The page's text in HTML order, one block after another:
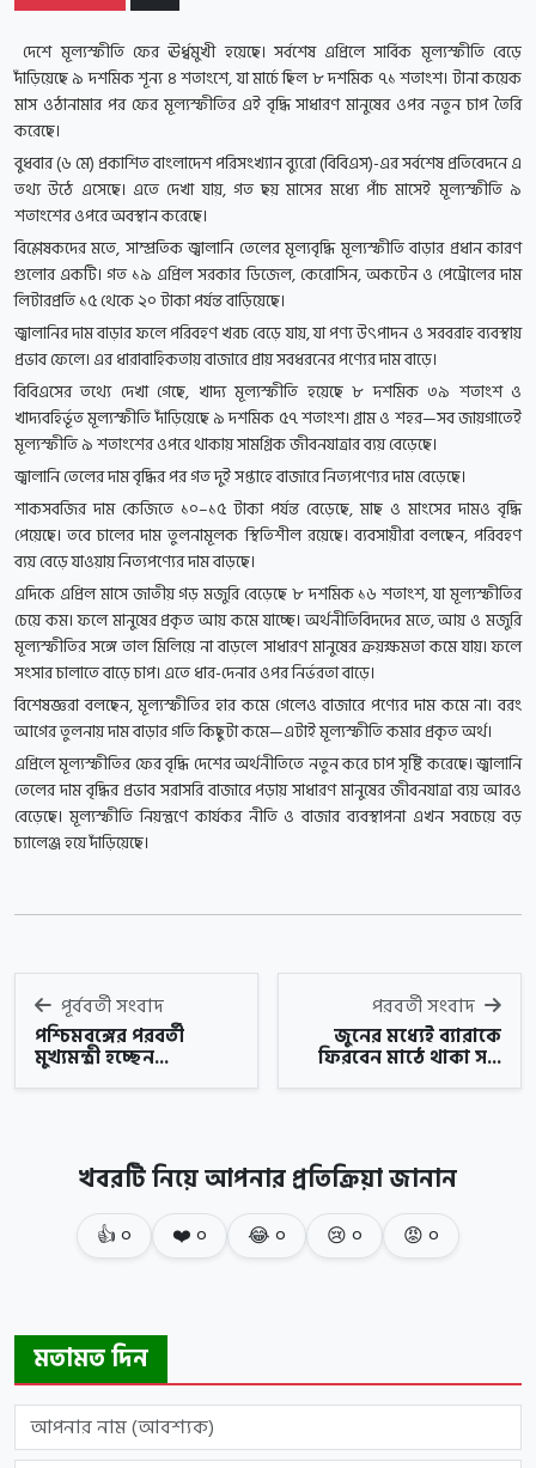
দেশে মূল্যস্ফীতি ফের ঊর্ধ্বমুখী হয়েছে। সর্বশেষ এপ্রিলে সার্বিক মূল্যস্ফীতি বেড়ে
দাঁড়িয়েছে ৯ দশমিক শূন্য ৪ শতাংশে, যা মার্চে ছিল ৮ দশমিক ৭১ শতাংশ। টানা কয়েক
মাস ওঠানামার পর ফের মূল্যস্ফীতির এই বৃদ্ধি সাধারণ মানুষের ওপর নতুন চাপ তৈরি
করেছে।
বুধবার (৬ ‌মে) প্রকাশিত বাংলাদেশ পরিসংখ্যান ব্যুরো (বিবিএস)-এর সর্বশেষ প্রতিবেদনে এ
তথ্য উঠে এসেছে। এতে দেখা যায়, গত ছয় মাসের মধ্যে পাঁচ মাসেই মূল্যস্ফীতি ৯
শতাংশের ওপরে অবস্থান করেছে।
বিশ্লেষকদের মতে, সাম্প্রতিক জ্বালানি তেলের মূল্যবৃদ্ধি মূল্যস্ফীতি বাড়ার প্রধান কারণ
গুলোর একটি। গত ১৯ এপ্রিল সরকার ডিজেল, কেরোসিন, অকটেন ও পেট্রোলের দাম
লিটারপ্রতি ১৫ থেকে ২০ টাকা পর্যন্ত বাড়িয়েছে।
জ্বালানির দাম বাড়ার ফলে পরিবহণ খরচ বেড়ে যায়, যা পণ্য উৎপাদন ও সরবরাহ ব্যবস্থায়
প্রভাব ফেলে। এর ধারাবাহিকতায় বাজারে প্রায় সবধরনের পণ্যের দাম বাড়ে।
বিবিএসের তথ্যে দেখা গেছে, খাদ্য মূল্যস্ফীতি হয়েছে ৮ দশমিক ৩৯ শতাংশ ও
খাদ্যবহির্ভূত মূল্যস্ফীতি দাঁড়িয়েছে ৯ দশমিক ৫৭ শতাংশ। গ্রাম ও শহর—সব জায়গাতেই
মূল্যস্ফীতি ৯ শতাংশের ওপরে থাকায় সামগ্রিক জীবনযাত্রার ব্যয় বেড়েছে।
জ্বালানি তেলের দাম বৃদ্ধির পর গত দুই সপ্তাহে বাজারে নিত্যপণ্যের দাম বেড়েছে।
শাকসবজির দাম কেজিতে ১০–১৫ টাকা পর্যন্ত বেড়েছে, মাছ ও মাংসের দামও বৃদ্ধি
পেয়েছে। তবে চালের দাম তুলনামূলক স্থিতিশীল রয়েছে। ব্যবসায়ীরা বলছেন, পরিবহণ
ব্যয় বেড়ে যাওয়ায় নিত্যপণ্যের দাম বাড়ছে।
এদিকে এপ্রিল মাসে জাতীয় গড় মজুরি বেড়েছে ৮ দশমিক ১৬ শতাংশ, যা মূল্যস্ফীতির
চেয়ে কম। ফলে মানুষের প্রকৃত আয় কমে যাচ্ছে। অর্থনীতিবিদদের মতে, আয় ও মজুরি
মূল্যস্ফীতির সঙ্গে তাল মিলিয়ে না বাড়লে সাধারণ মানুষের ক্রয়ক্ষমতা কমে যায়। ফলে
সংসার চালাতে বাড়ে চাপ। এতে ধার-দেনার ওপর নির্ভরতা বাড়ে।
বিশেষজ্ঞরা বলছেন, মূল্যস্ফীতির হার কমে গেলেও বাজারে পণ্যের দাম কমে না। বরং
আগের তুলনায় দাম বাড়ার গতি কিছুটা কমে—এটাই মূল্যস্ফীতি কমার প্রকৃত অর্থ।
এপ্রিলে মূল্যস্ফীতির ফের বৃদ্ধি দেশের অর্থনীতিতে নতুন করে চাপ সৃষ্টি করেছে। জ্বালানি
তেলের দাম বৃদ্ধির প্রভাব সরাসরি বাজারে পড়ায় সাধারণ মানুষের জীবনযাত্রা ব্যয় আরও
বেড়েছে। মূল্যস্ফীতি নিয়ন্ত্রণে কার্যকর নীতি ও বাজার ব্যবস্থাপনা এখন সবচেয়ে বড়
চ্যালেঞ্জ হয়ে দাঁড়িয়েছে।
পূর্ববর্তী সংবাদ
পশ্চিমবঙ্গের পরবর্তী
মুখ্যমন্ত্রী হচ্ছেন...
পরবর্তী সংবাদ
জুনের মধ্যেই ব্যারাকে
ফিরবেন মাঠে থাকা স...
খবরটি নিয়ে আপনার প্রতিক্রিয়া জানান
👍০ ❤️০ 😂০ 😢০ 😡০
মতামত দিন